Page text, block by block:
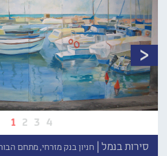
1 2 3 4
סירות בנמל |